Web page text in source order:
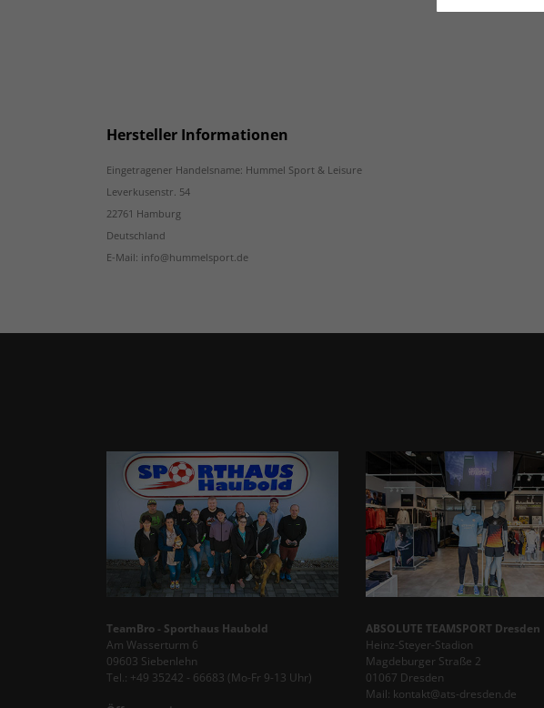
Hersteller Informationen
Eingetragener Handelsname: Hummel Sport & Leisure
Leverkusenstr. 54
22761 Hamburg
Deutschland
E-Mail: info@hummelsport.de
TeamBro - Sporthaus Haubold
Am Wasserturm 6
09603 Siebenlehn
Tel.: +49 35242 - 66683 (Mo-Fr 9-13 Uhr)
ABSOLUTE TEAMSPORT Dresden
Heinz-Steyer-Stadion
Magdeburger Straße 2
01067 Dresden
Mail: kontakt@ats-dresden.de